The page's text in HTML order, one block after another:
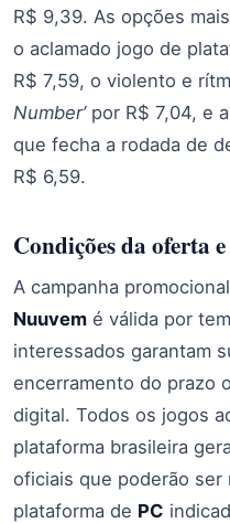
R$ 9,39. As opções
o aclamado jogo de
R$ 7,59, o violento e
Number’por R$ 7,04, e
que fecha a rodada de
R$ 6,59.
Condições da oferta
A campanha
Nuuvem é válida por
interessados garantam
encerramento do prazo
digital. Todos os jogos
plataforma brasileira
oficiais que poderão ser
plataforma de PC